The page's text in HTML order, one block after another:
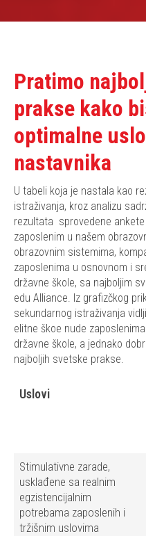
Pratimo
prakse kako
optimalne
nastavnika
U tabeli koja je nastala kao
istraživanja, kroz analizu
rezultata sprovedene
zaposlenim u našem
obrazovnim sistemima,
zaposlenima u osnovnom i
državne škole, sa najboljim
edu Alliance. Iz grafizčkog
sekundarnog istraživanja
elitne škoe nude
državne škole, a jednako
najboljih svetske prakse.
Uslovi
Stimulativne zarade,
usklađene sa realnim
egzistencijalnim
potrebama zaposlenih i
tržišnim uslovima